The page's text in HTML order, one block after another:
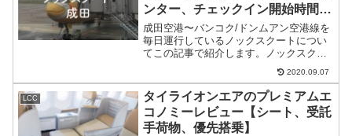
ンター、チェックイン開始時間・
締め切り時間
成田空港〜バンコク/ドンムアン空港線を
毎日運行しているノックスクートについ
てこの記事で紹介します。ノックスクー
トは成田空港の第何ターミナル？ノック
スクートの時刻表は？ノックスクートの
手荷物は厳しい？チェックインの場所は
何カウンター？チェック...
2020.09.07
LCC
タイライオンエアのプレミアムエ
コノミーレビュー【シート、受託
手荷物、優先搭乗】